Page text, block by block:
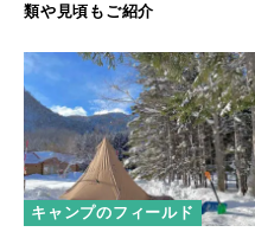
類や見頃もご紹介
キャンプのフィールド